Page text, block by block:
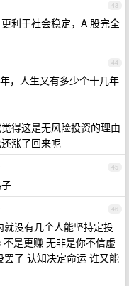
43
利于社会稳定，A 股完全
44
，人生又有多少个十几年
得这是无风险投资的理由
涨了回来呢
45
46
没有几个人能坚持定投
是更赚 无非是你不信虚
了 认知决定命运 谁又能